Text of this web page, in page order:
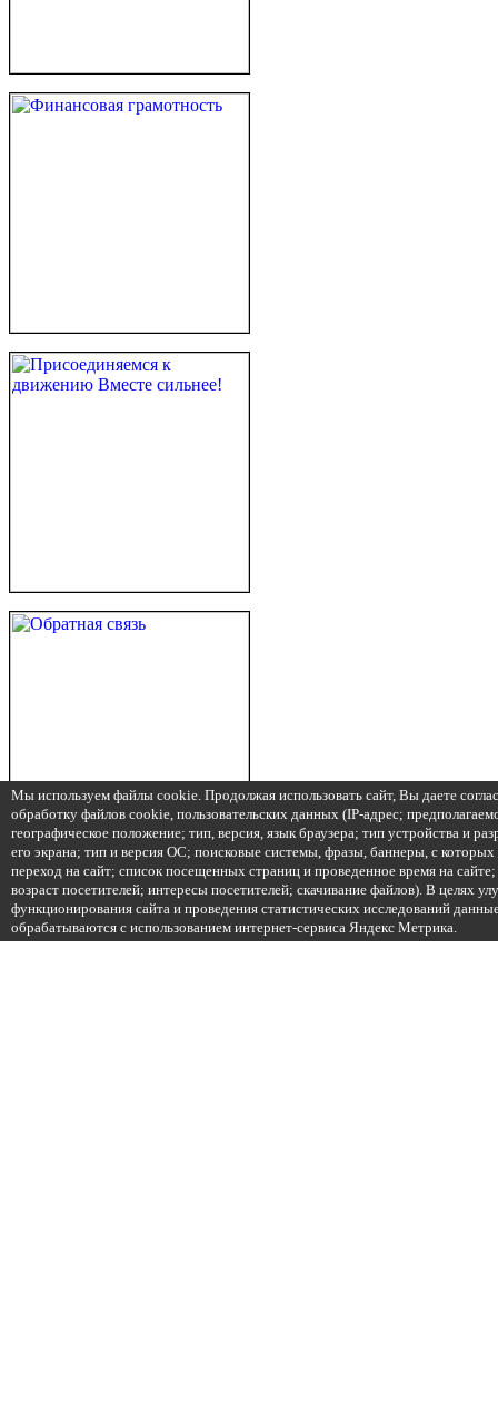
Мы используем файлы cookie. Продолжая использовать сайт, Вы даете
обработку файлов cookie, пользовательских данных (IP-адрес;
географическое положение; тип, версия, язык браузера; тип устройства и
его экрана; тип и версия ОС; поисковые системы, фразы, баннеры, с
переход на сайт; список посещенных страниц и проведенное время на
возраст посетителей; интересы посетителей; скачивание файлов). В целях
функционирования сайта и проведения статистических исследований
обрабатываются с использованием интернет-сервиса Яндекс Метрика.